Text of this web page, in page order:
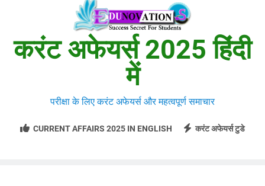
करंट अफेयर्स 2025 हिंदी
में
परीक्षा के लिए करंट अफेयर्स और महत्वपूर्ण समाचार
CURRENT AFFAIRS 2025 IN ENGLISH करंट अफेयर्स टुडे